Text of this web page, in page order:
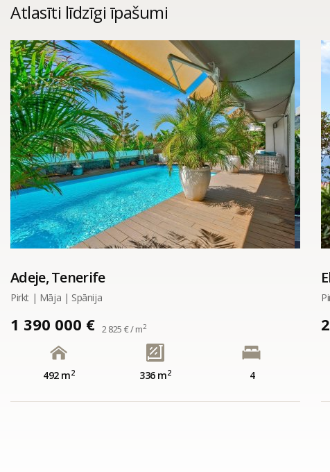
Atlasīti līdzīgi īpašumi
Adeje, Tenerife
Pirkt | Māja | Spānija
1 390 000 € 2 825 € / m2
492 m2 336 m2 4